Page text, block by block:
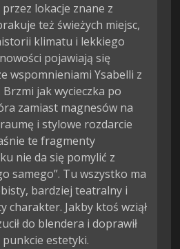
lokacje znane z
też świeżych miejsc,
klimatu i lekkiego
pojawiają się
wspomnieniami Ysabelli z
jak wycieczka po
zamiast magnesów na
i stylowe rozdarcie
te fragmenty
nie da się pomylić z
samego”. Tu wszystko ma
bardziej teatralny i
charakter. Jakby ktoś wziął
do blendera i doprawił
estetyki.